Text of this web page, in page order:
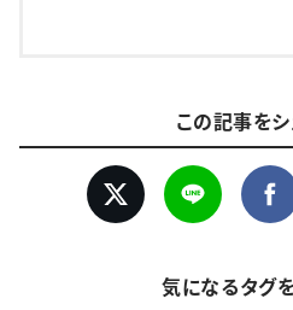
この記事を
気になるタグを